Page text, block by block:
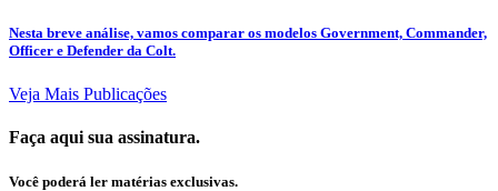
Nesta breve análise, vamos comparar os modelos Government, Commander,
Officer e Defender da Colt.
Veja Mais Publicações
Faça aqui sua assinatura.
Você poderá ler matérias exclusivas.